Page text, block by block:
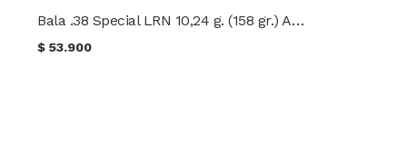
Bala .38 Special LRN 10,24 g. (158 gr.) Aguila
$53.900